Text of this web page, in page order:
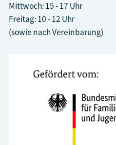
Mittwoch: 15 - 17 Uhr
Freitag: 10 - 12 Uhr
(sowie nach Vereinbarung)